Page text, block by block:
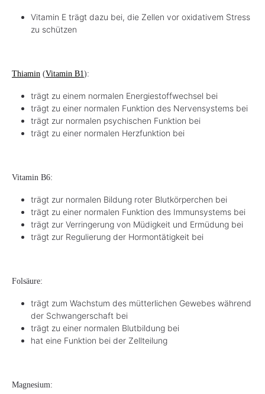
Vitamin E trägt dazu bei, die Zellen vor oxidativem Stress
zu schützen
Thiamin (Vitamin B1):
trägt zu einem normalen Energiestoffwechsel bei
trägt zu einer normalen Funktion des Nervensystems bei
trägt zur normalen psychischen Funktion bei
trägt zu einer normalen Herzfunktion bei
Vitamin B6:
trägt zur normalen Bildung roter Blutkörperchen bei
trägt zu einer normalen Funktion des Immunsystems bei
trägt zur Verringerung von Müdigkeit und Ermüdung bei
trägt zur Regulierung der Hormontätigkeit bei
Folsäure:
trägt zum Wachstum des mütterlichen Gewebes während
der Schwangerschaft bei
trägt zu einer normalen Blutbildung bei
hat eine Funktion bei der Zellteilung
Magnesium: